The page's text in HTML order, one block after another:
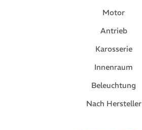
Motor
Antrieb
Karosserie
Innenraum
Beleuchtung
Nach Hersteller